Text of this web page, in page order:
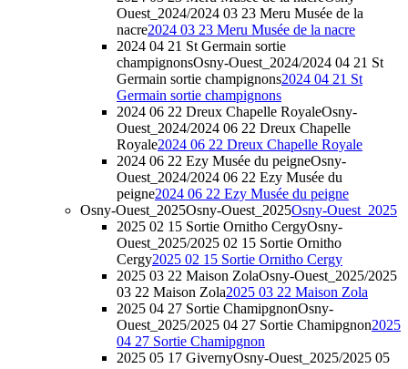
Ouest_2024/2024 03 23 Meru Musée de la
nacre2024 03 23 Meru Musée de la nacre
2024 04 21 St Germain sortie
champignonsOsny-Ouest_2024/2024 04 21 St
Germain sortie champignons2024 04 21 St
Germain sortie champignons
2024 06 22 Dreux Chapelle RoyaleOsny-
Ouest_2024/2024 06 22 Dreux Chapelle
Royale2024 06 22 Dreux Chapelle Royale
2024 06 22 Ezy Musée du peigneOsny-
Ouest_2024/2024 06 22 Ezy Musée du
peigne2024 06 22 Ezy Musée du peigne
Osny-Ouest_2025Osny-Ouest_2025Osny-Ouest_2025
2025 02 15 Sortie Ornitho CergyOsny-
Ouest_2025/2025 02 15 Sortie Ornitho
Cergy2025 02 15 Sortie Ornitho Cergy
2025 03 22 Maison ZolaOsny-Ouest_2025/2025
03 22 Maison Zola2025 03 22 Maison Zola
2025 04 27 Sortie ChamipgnonOsny-
Ouest_2025/2025 04 27 Sortie Chamipgnon2025
04 27 Sortie Chamipgnon
2025 05 17 GivernyOsny-Ouest_2025/2025 05